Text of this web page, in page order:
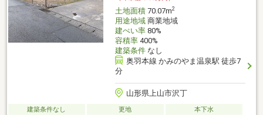
土地面積70.07m2
用途地域商業地域
建ぺい率80%
容積率400%
建築条件なし
奥羽本線 かみのやま温泉駅 徒歩7
分
山形県上山市沢丁
建築条件なし 更地 本下水